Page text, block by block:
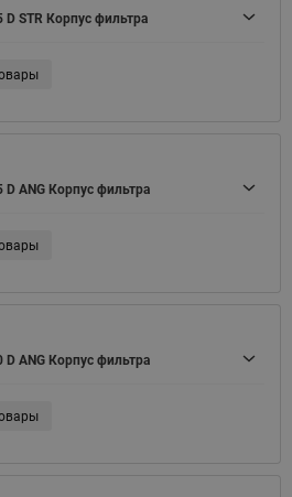
D STR Корпус фильтра
D ANG Корпус фильтра
D ANG Корпус фильтра